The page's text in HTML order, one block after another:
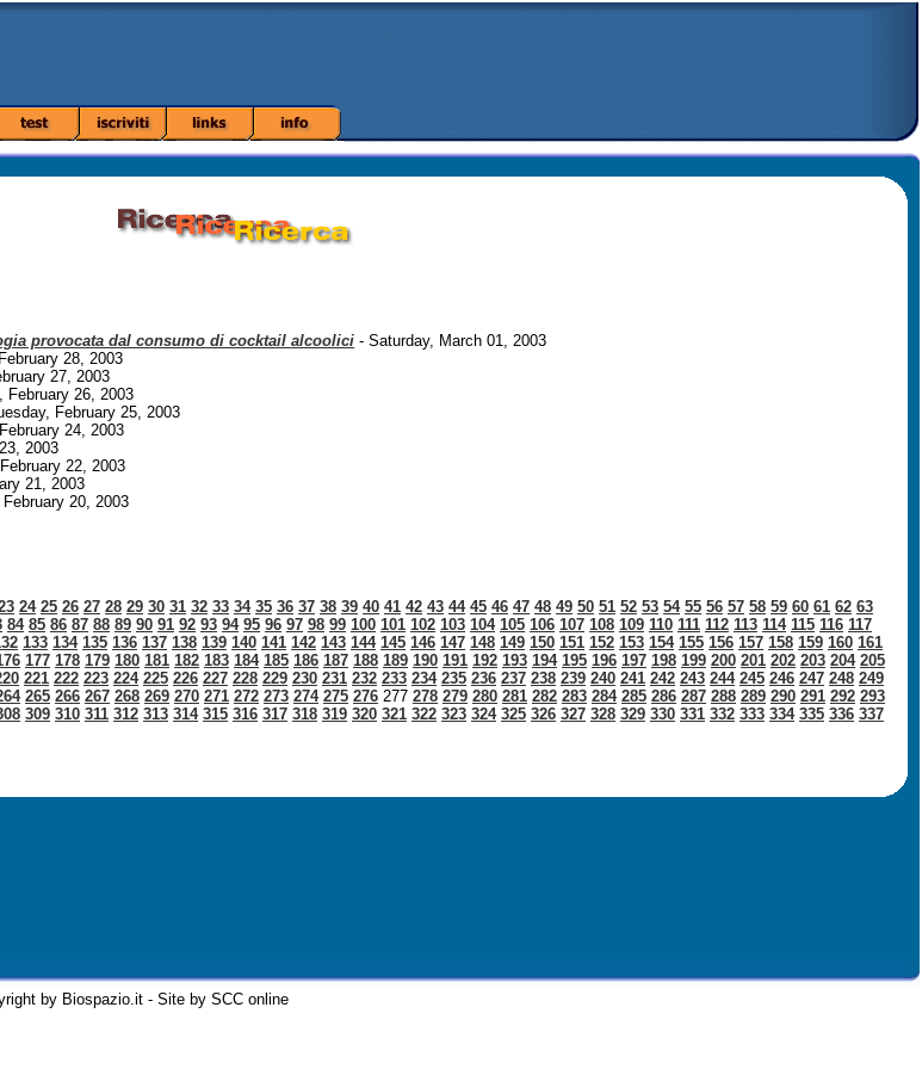
provocata dal consumo di cocktail alcoolici - Saturday, March 01, 2003
28, 2003
27, 2003
February 26, 2003
February 25, 2003
24, 2003
2003
22, 2003
21, 2003
20, 2003
24 25 26 27 28 29 30 31 32 33 34 35 36 37 38 39 40 41 42 43 44 45 46 47 48 49 50 51 52 53 54 55 56 57 58 59 60 61 62 63
84 85 86 87 88 89 90 91 92 93 94 95 96 97 98 99 100 101 102 103 104 105 106 107 108 109 110 111 112 113 114 115 116 117
133 134 135 136 137 138 139 140 141 142 143 144 145 146 147 148 149 150 151 152 153 154 155 156 157 158 159 160 161
177 178 179 180 181 182 183 184 185 186 187 188 189 190 191 192 193 194 195 196 197 198 199 200 201 202 203 204 205
221 222 223 224 225 226 227 228 229 230 231 232 233 234 235 236 237 238 239 240 241 242 243 244 245 246 247 248 249
265 266 267 268 269 270 271 272 273 274 275 276 277 278 279 280 281 282 283 284 285 286 287 288 289 290 291 292 293
309 310 311 312 313 314 315 316 317 318 319 320 321 322 323 324 325 326 327 328 329 330 331 332 333 334 335 336 337
by Biospazio.it - Site by SCC online